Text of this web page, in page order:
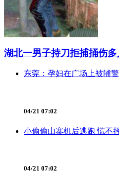
湖北一男子持刀拒捕捅伤
东莞：孕妇在广场上被辅
04/21 07:02
小偷偷山寨机后逃跑 慌不
04/21 07:02